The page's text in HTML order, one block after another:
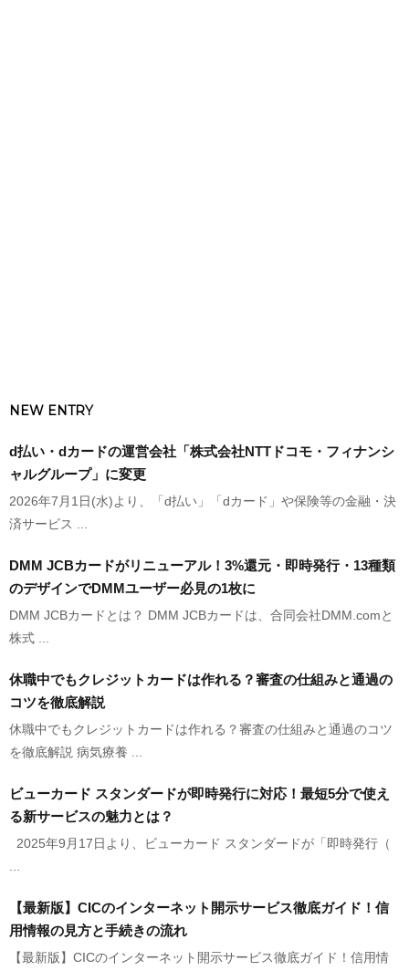
NEW ENTRY
d払い・dカードの運営会社「株式会社NTTドコモ・フィナンシ
ャルグループ」に変更
2026年7月1日(水)より、「d払い」「dカード」や保険等の金融・決
済サービス ...
DMM JCBカードがリニューアル！3%還元・即時発行・13種類
のデザインでDMMユーザー必見の1枚に
DMM JCBカードとは？ DMM JCBカードは、合同会社DMM.comと
株式 ...
休職中でもクレジットカードは作れる？審査の仕組みと通過の
コツを徹底解説
休職中でもクレジットカードは作れる？審査の仕組みと通過のコツ
を徹底解説 病気療養 ...
ビューカード スタンダードが即時発行に対応！最短5分で使え
る新サービスの魅力とは？
2025年9月17日より、ビューカード スタンダードが「即時発行（
【最新版】CICのインターネット開示サービス徹底ガイド！信
用情報の見方と手続きの流れ
【最新版】CICのインターネット開示サービス徹底ガイド！信用情